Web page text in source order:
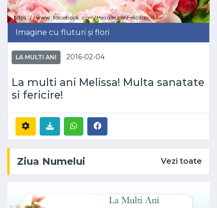
Imagine cu fluturi și flori
LA MULTI ANI 2016-02-04
La multi ani Melissa! Multa sanatate
si fericire!
Ziua Numelui Vezi toate